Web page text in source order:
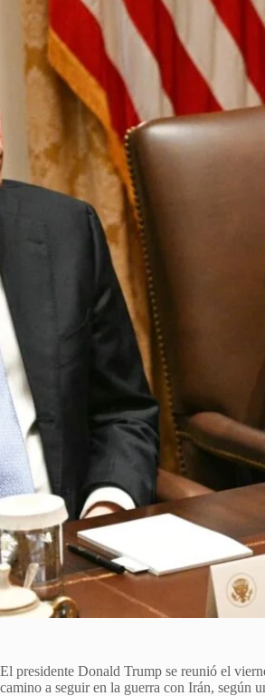
El presidente Donald Trump se reunió el
camino a seguir en la guerra con Irán, según